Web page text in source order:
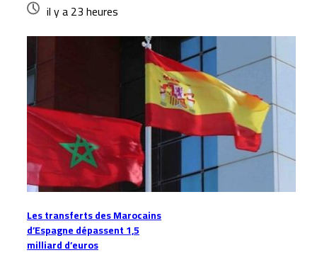
il y a 23 heures
Les transferts des Marocains
d’Espagne dépassent 1,5
milliard d’euros